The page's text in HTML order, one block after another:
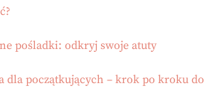
pośladki: odkryj swoje atuty
dla początkujących – krok po kroku do